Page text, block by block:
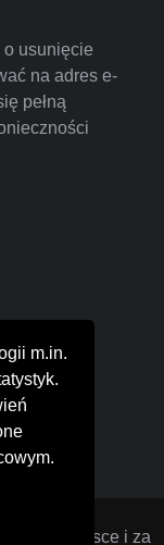
m.in.
o usunięcie
na adres e-
pełną
w Polsce i za